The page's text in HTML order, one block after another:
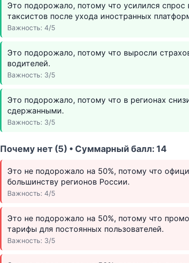
Это подорожало, потому что усилился
таксистов после ухода иностранных
Важность: 4/5
Это подорожало, потому что выросли
водителей.
Важность: 3/5
Это подорожало, потому что в регионах
сдержанными.
Важность: 3/5
Почему нет (5) • Суммарный балл: 14
Это не подорожало на 50%, потому что
большинству регионов России.
Важность: 4/5
Это не подорожало на 50%, потому что
тарифы для постоянных пользователей.
Важность: 3/5